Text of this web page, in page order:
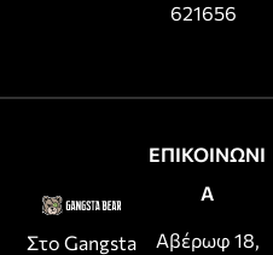
621656
Στο Gangsta
ΕΠΙΚΟΙΝΩΝΙ
Α
Αβέρωφ 18,